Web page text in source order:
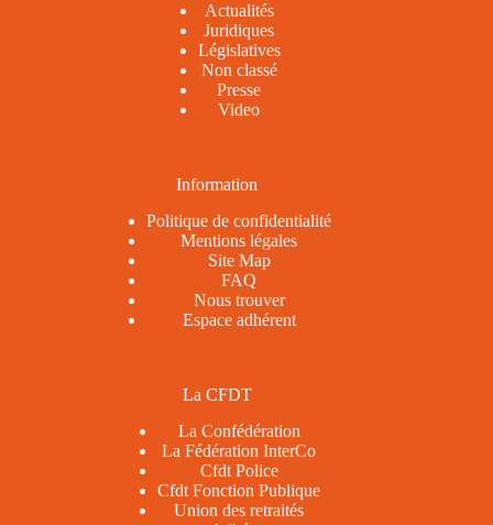
Actualités
Juridiques
Législatives
Non classé
Presse
Video
Information
Politique de confidentialité
Mentions légales
Site Map
FAQ
Nous trouver
Espace adhérent
La CFDT
La Confédération
La Fédération InterCo
Cfdt Police
Cfdt Fonction Publique
Union des retraités